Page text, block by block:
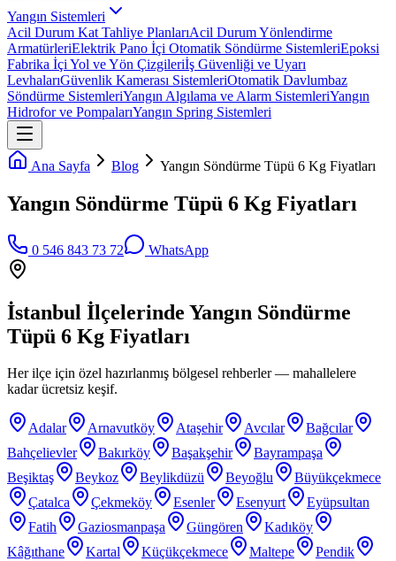
Yangın Sistemleri
Acil Durum Kat Tahliye PlanlarıAcil Durum Yönlendirme
ArmatürleriElektrik Pano İçi Otomatik Söndürme SistemleriEpoksi
Fabrika İçi Yol ve Yön Çizgileriİş Güvenliği ve Uyarı
LevhalarıGüvenlik Kamerası SistemleriOtomatik Davlumbaz
Söndürme SistemleriYangın Algılama ve Alarm SistemleriYangın
Hidrofor ve PompalarıYangın Spring Sistemleri
Ana Sayfa Blog Yangın Söndürme Tüpü 6 Kg Fiyatları
Yangın Söndürme Tüpü 6 Kg Fiyatları
0 546 843 73 72 WhatsApp
İstanbul İlçelerinde Yangın Söndürme
Tüpü 6 Kg Fiyatları
Her ilçe için özel hazırlanmış bölgesel rehberler — mahallelere
kadar ücretsiz keşif.
Adalar Arnavutköy Ataşehir Avcılar
Bağcılar
Bahçelievler
Bakırköy Başakşehir
Bayrampaşa
Beşiktaş
Beykoz Beylikdüzü Beyoğlu
Büyükçekmece
Çatalca
Çekmeköy Esenler Esenyurt
Eyüpsultan
Fatih
Gaziosmanpaşa Güngören
Kadıköy
Kâğıthane
Kartal Küçükçekmece Maltepe
Pendik